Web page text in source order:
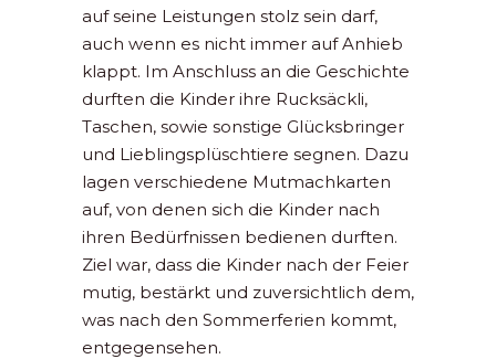
auf seine Leistungen stolz sein darf,
auch wenn es nicht immer auf Anhieb
klappt. Im Anschluss an die Geschichte
durften die Kinder ihre Rucksäckli,
Taschen, sowie sonstige Glücksbringer
und Lieblingsplüschtiere segnen. Dazu
lagen verschiedene Mutmachkarten
auf, von denen sich die Kinder nach
ihren Bedürfnissen bedienen durften.
Ziel war, dass die Kinder nach der Feier
mutig, bestärkt und zuversichtlich dem,
was nach den Sommerferien kommt,
entgegensehen.